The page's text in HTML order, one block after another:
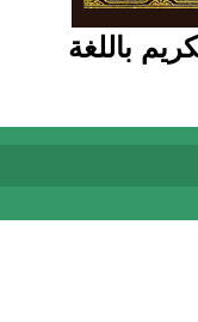
باللغة